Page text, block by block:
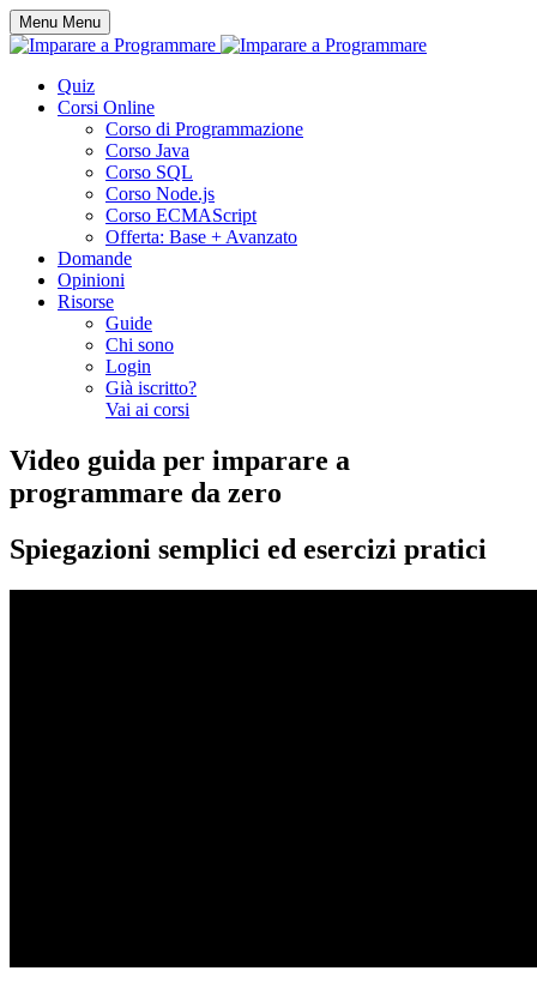
Menu Menu
Quiz
Corsi Online
Corso di Programmazione
Corso Java
Corso SQL
Corso Node.js
Corso ECMAScript
Offerta: Base + Avanzato
Domande
Opinioni
Risorse
Guide
Chi sono
Login
Già iscritto?
Vai ai corsi
Video guida per imparare a
programmare da zero
Spiegazioni semplici ed esercizi pratici